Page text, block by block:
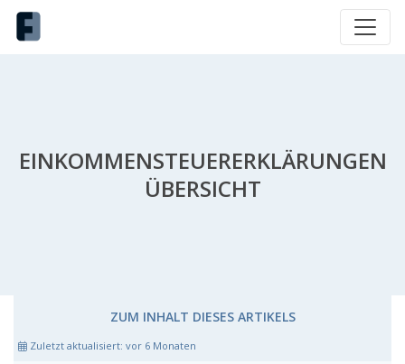
EINKOMMENSTEUERERKLÄRUNGEN
ÜBERSICHT
ZUM INHALT DIESES ARTIKELS
Zuletzt aktualisiert: vor 6 Monaten